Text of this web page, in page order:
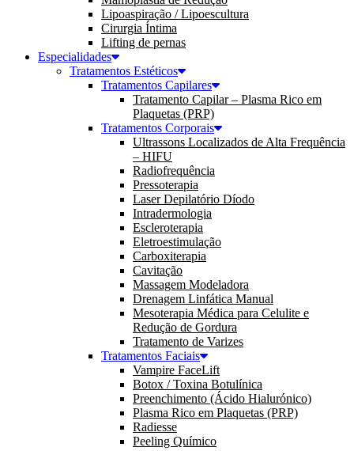
Lipoaspiração / Lipoescultura
Cirurgia Íntima
Lifting de pernas
Especialidades
Tratamentos Estéticos
Tratamentos Capilares
Tratamento Capilar – Plasma Rico em
Plaquetas (PRP)
Tratamentos Corporais
Ultrassons Localizados de Alta Frequência
– HIFU
Radiofrequência
Pressoterapia
Laser Depilatório Díodo
Intradermologia
Escleroterapia
Eletroestimulação
Carboxiterapia
Cavitação
Massagem Modeladora
Drenagem Linfática Manual
Mesoterapia Médica para Celulite e
Redução de Gordura
Tratamento de Varizes
Tratamentos Faciais
Vampire FaceLift
Botox / Toxina Botulínica
Preenchimento (Ácido Hialurónico)
Plasma Rico em Plaquetas (PRP)
Radiesse
Peeling Químico